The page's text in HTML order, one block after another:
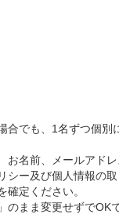
合でも、1名ずつ個別
お名前、メールアド
シー及び個人情報の
確定ください。
のまま変更せずでOK